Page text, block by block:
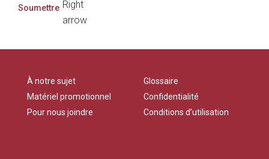
À notre sujet
Matériel promotionnel
Pour nous joindre
Glossaire
Confidentialité
Conditions d’utilisation